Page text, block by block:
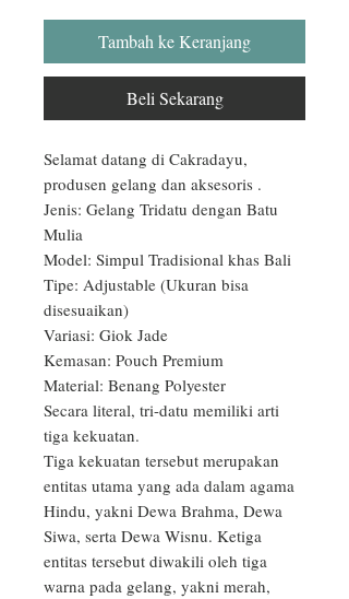
Tambah ke Keranjang
Beli Sekarang
Selamat datang di Cakradayu,
produsen gelang dan aksesoris .
Jenis: Gelang Tridatu dengan Batu
Mulia
Model: Simpul Tradisional khas Bali
Tipe: Adjustable (Ukuran bisa
disesuaikan)
Variasi: Giok Jade
Kemasan: Pouch Premium
Material: Benang Polyester
Secara literal, tri-datu memiliki arti
tiga kekuatan.
Tiga kekuatan tersebut merupakan
entitas utama yang ada dalam agama
Hindu, yakni Dewa Brahma, Dewa
Siwa, serta Dewa Wisnu. Ketiga
entitas tersebut diwakili oleh tiga
warna pada gelang, yakni merah,